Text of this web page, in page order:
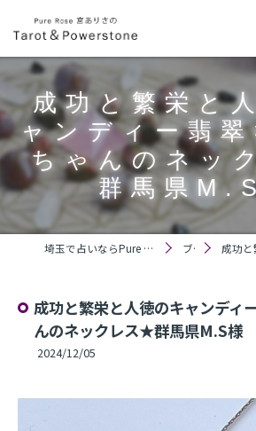
成功と繁栄と
ャンディー翡
ちゃんのネッ
群馬県
埼玉で占いならPure Rose 宮ありさのTarot＆Powerstone ブログ 成功と繁栄と人徳
成功と繁栄と人徳のキャンディ
んのネックレス★群馬県M.S様
2024/12/05